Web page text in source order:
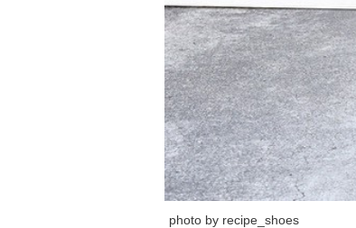
photo by recipe_shoes